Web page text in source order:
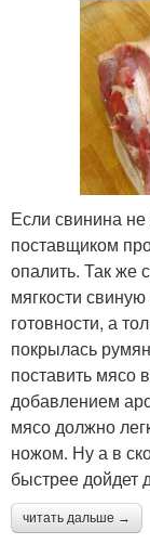
Если свинина
поставщиком
опалить. Так же
мягкости
готовности, а
покрылась
поставить мясо
добавлением
мясо должно
ножом. Ну а в
быстрее дойдет
читать дальше →